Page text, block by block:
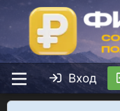
Вход